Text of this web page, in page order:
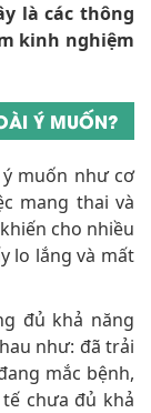
là các thông
kinh nghiệm
Ý MUỐN?
muốn như cơ
mang thai và
cho nhiều
lo lắng và mất
đủ khả năng
như: đã trải
mắc bệnh,
chưa đủ khả